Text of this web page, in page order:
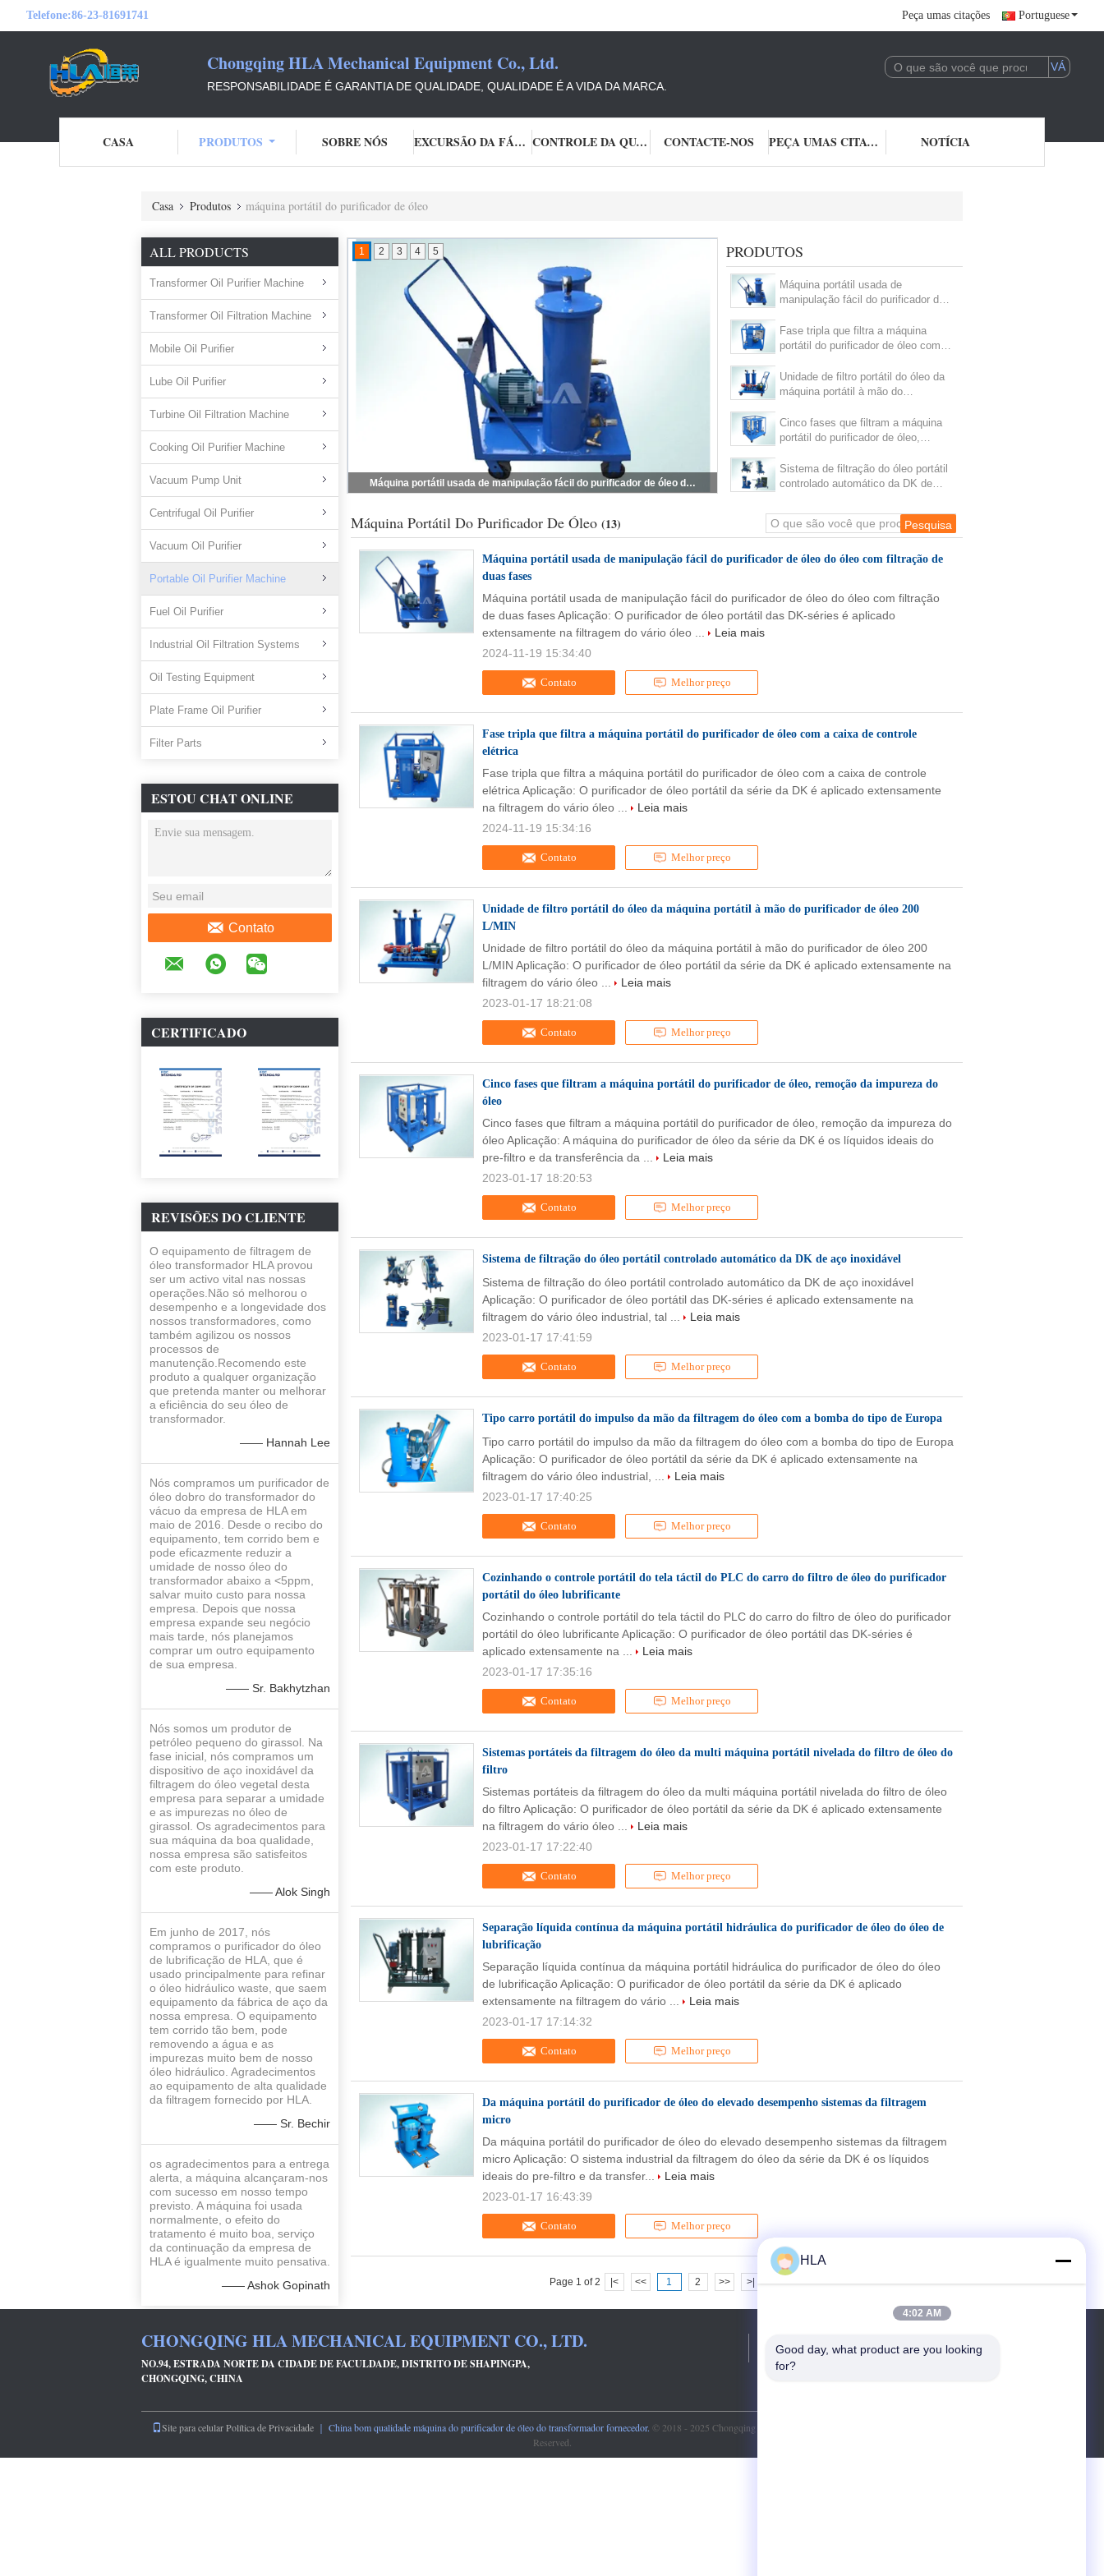
Telefone:86-23-81691741 Peça umas citações Portuguese
Chongqing HLA Mechanical Equipment Co., Ltd.
RESPONSABILIDADE É GARANTIA DE QUALIDADE, QUALIDADE É A VIDA DA MARCA.
CASA PRODUTOS SOBRE NÓS EXCURSÃO DA FÁBRICA CONTROLE DA QUALIDADE CONTACTE-NOS PEÇA UMAS CITAÇÕES NOTÍCIA
Casa Produtos máquina portátil do purificador de óleo
ALL PRODUCTS
Transformer Oil Purifier Machine
Transformer Oil Filtration Machine
Mobile Oil Purifier
Lube Oil Purifier
Turbine Oil Filtration Machine
Cooking Oil Purifier Machine
Vacuum Pump Unit
Centrifugal Oil Purifier
Vacuum Oil Purifier
Portable Oil Purifier Machine
Fuel Oil Purifier
Industrial Oil Filtration Systems
Oil Testing Equipment
Plate Frame Oil Purifier
Filter Parts
ESTOU CHAT ONLINE
AGORA
Contato
CERTIFICADO
REVISÕES DO CLIENTE
O equipamento de filtragem de
óleo transformador HLA provou
ser um activo vital nas nossas
operações.Não só melhorou o
desempenho e a longevidade dos
nossos transformadores, como
também agilizou os nossos
processos de
manutenção.Recomendo este
produto a qualquer organização
que pretenda manter ou melhorar
a eficiência do seu óleo de
transformador.
—— Hannah Lee
Nós compramos um purificador de
óleo dobro do transformador do
vácuo da empresa de HLA em
maio de 2016. Desde o recibo do
equipamento, tem corrido bem e
pode eficazmente reduzir a
umidade de nosso óleo do
transformador abaixo a <5ppm,
salvar muito custo para nossa
empresa. Depois que nossa
empresa expande seu negócio
mais tarde, nós planejamos
comprar um outro equipamento
de sua empresa.
—— Sr. Bakhytzhan
Nós somos um produtor de
petróleo pequeno do girassol. Na
fase inicial, nós compramos um
dispositivo de aço inoxidável da
filtragem do óleo vegetal desta
empresa para separar a umidade
e as impurezas no óleo de
girassol. Os agradecimentos para
sua máquina da boa qualidade,
nossa empresa são satisfeitos
com este produto.
—— Alok Singh
Em junho de 2017, nós
compramos o purificador do óleo
de lubrificação de HLA, que é
usado principalmente para refinar
o óleo hidráulico waste, que saem
equipamento da fábrica de aço da
nossa empresa. O equipamento
tem corrido tão bem, pode
removendo a água e as
impurezas muito bem de nosso
óleo hidráulico. Agradecimentos
ao equipamento de alta qualidade
da filtragem fornecido por HLA.
—— Sr. Bechir
os agradecimentos para a entrega
alerta, a máquina alcançaram-nos
com sucesso em nosso tempo
previsto. A máquina foi usada
normalmente, o efeito do
tratamento é muito boa, serviço
da continuação da empresa de
HLA é igualmente muito pensativa.
—— Ashok Gopinath
Máquina portátil usada de manipulação fácil do purificador de óleo do óleo com filtração de duas fases
1 2 3 4 5 PRODUTOS
Máquina portátil usada de
manipulação fácil do purificador de
fases
Fase tripla que filtra a máquina
portátil do purificador de óleo com a
Unidade de filtro portátil do óleo da
máquina portátil à mão do
Cinco fases que filtram a máquina
portátil do purificador de óleo,
Sistema de filtração do óleo portátil
controlado automático da DK de
Máquina Portátil Do Purificador De Óleo (13)
Máquina portátil usada de manipulação fácil do purificador de óleo do óleo com filtração de
duas fases
Contato Melhor preço
Máquina portátil usada de manipulação fácil do purificador de óleo do óleo com filtração
de duas fases Aplicação: O purificador de óleo portátil das DK-séries é aplicado
extensamente na filtragem do vário óleo ...
Leia mais
2024-11-19 15:34:40
Fase tripla que filtra a máquina portátil do purificador de óleo com a caixa de controle
elétrica
Contato Melhor preço
Fase tripla que filtra a máquina portátil do purificador de óleo com a caixa de controle
elétrica Aplicação: O purificador de óleo portátil da série da DK é aplicado extensamente
na filtragem do vário óleo ...
Leia mais
2024-11-19 15:34:16
Unidade de filtro portátil do óleo da máquina portátil à mão do purificador de óleo 200
L/MIN
Contato Melhor preço
Unidade de filtro portátil do óleo da máquina portátil à mão do purificador de óleo 200
L/MIN Aplicação: O purificador de óleo portátil da série da DK é aplicado extensamente na
filtragem do vário óleo ...
Leia mais
2023-01-17 18:21:08
Cinco fases que filtram a máquina portátil do purificador de óleo, remoção da impureza do
óleo
Contato Melhor preço
Cinco fases que filtram a máquina portátil do purificador de óleo, remoção da impureza do
óleo Aplicação: A máquina do purificador de óleo da série da DK é os líquidos ideais do
pre-filtro e da transferência da ...
Leia mais
2023-01-17 18:20:53
Sistema de filtração do óleo portátil controlado automático da DK de aço inoxidável
Contato Melhor preço
Sistema de filtração do óleo portátil controlado automático da DK de aço inoxidável
Aplicação: O purificador de óleo portátil das DK-séries é aplicado extensamente na
filtragem do vário óleo industrial, tal ...
Leia mais
2023-01-17 17:41:59
Tipo carro portátil do impulso da mão da filtragem do óleo com a bomba do tipo de Europa
Contato Melhor preço
Tipo carro portátil do impulso da mão da filtragem do óleo com a bomba do tipo de Europa
Aplicação: O purificador de óleo portátil da série da DK é aplicado extensamente na
filtragem do vário óleo industrial, ...
Leia mais
2023-01-17 17:40:25
Cozinhando o controle portátil do tela táctil do PLC do carro do filtro de óleo do purificador
portátil do óleo lubrificante
Contato Melhor preço
Cozinhando o controle portátil do tela táctil do PLC do carro do filtro de óleo do purificador
portátil do óleo lubrificante Aplicação: O purificador de óleo portátil das DK-séries é
aplicado extensamente na ...
Leia mais
2023-01-17 17:35:16
Sistemas portáteis da filtragem do óleo da multi máquina portátil nivelada do filtro de óleo do
filtro
Contato Melhor preço
Sistemas portáteis da filtragem do óleo da multi máquina portátil nivelada do filtro de óleo
do filtro Aplicação: O purificador de óleo portátil da série da DK é aplicado extensamente
na filtragem do vário óleo ...
Leia mais
2023-01-17 17:22:40
Separação líquida contínua da máquina portátil hidráulica do purificador de óleo do óleo de
lubrificação
Contato Melhor preço
Separação líquida contínua da máquina portátil hidráulica do purificador de óleo do óleo
de lubrificação Aplicação: O purificador de óleo portátil da série da DK é aplicado
extensamente na filtragem do vário ...
Leia mais
2023-01-17 17:14:32
Da máquina portátil do purificador de óleo do elevado desempenho sistemas da filtragem
micro
Contato Melhor preço
Da máquina portátil do purificador de óleo do elevado desempenho sistemas da filtragem
micro Aplicação: O sistema industrial da filtragem do óleo da série da DK é os líquidos
ideais do pre-filtro e da transfer...
Leia mais
2023-01-17 16:43:39
Page 1 of 2 |< << 1 2 >> >|
CHONGQING HLA MECHANICAL EQUIPMENT CO., LTD.
NO.94, ESTRADA NORTE DA CIDADE DE FACULDADE, DISTRITO DE SHAPINGPA,
CHONGQING, CHINA
Telefone:86-23-81691741
Site para celularPolítica de Privacidade ｜ China bom qualidade máquina do purificador de óleo do transformador fornecedor. © 2018 - 2025 Chongqing HLA Mechanical Equipment Co., Ltd.. All Rights
Reserved.
HLA
4:02 AM
Good day, what product are you looking
for?